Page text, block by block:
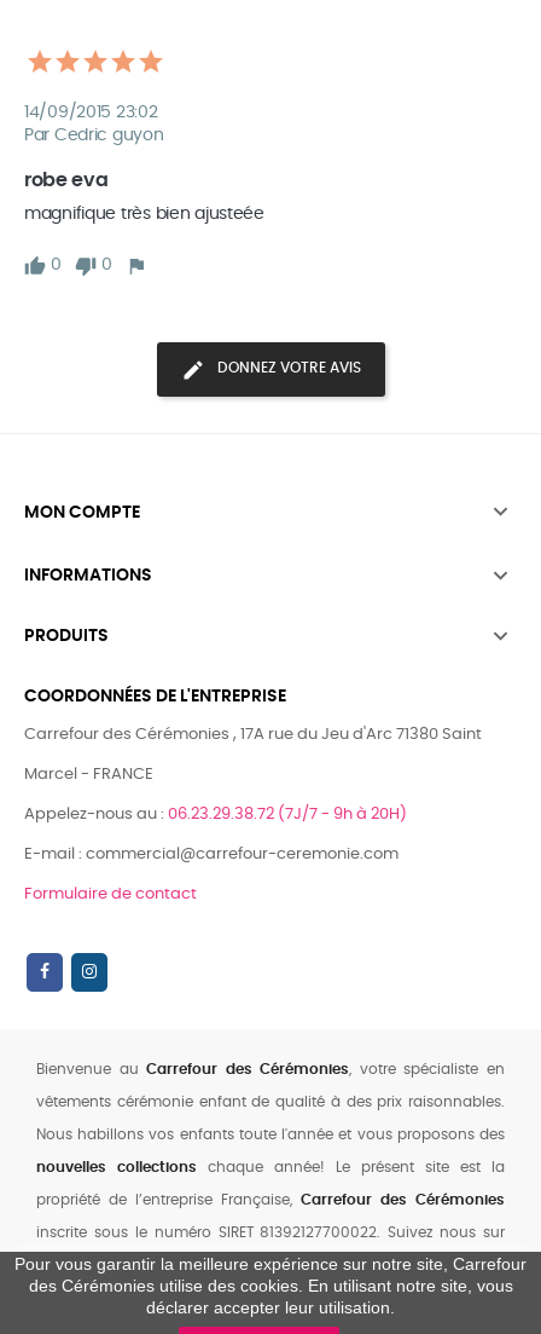
14/09/2015 23:02
Par Cedric guyon
robe eva
magnifique très bien ajusteée
0 0
DONNEZ VOTRE AVIS
MON COMPTE 
INFORMATIONS 
PRODUITS 
COORDONNÉES DE L'ENTREPRISE
Carrefour des Cérémonies , 17A rue du Jeu d'Arc 71380 Saint
Marcel - FRANCE
Appelez-nous au : 06.23.29.38.72 (7J/7 - 9h à 20H)
E-mail : commercial@carrefour-ceremonie.com
Formulaire de contact
Pour vous garantir la meilleure expérience sur notre site, Carrefour
des Cérémonies utilise des cookies. En utilisant notre site, vous
déclarer accepter leur utilisation.
Bienvenue auCarrefour des Cérémonies , votre spécialiste en
vêtements cérémonie enfant de qualité à des prix raisonnables.
Nous habillons vos enfants toute l'année et vous proposons des
nouvelles collections chaque année! Le présent site est la
propriété de l’entreprise Française, Carrefour des Cérémonies
inscrite sous le numéro SIRET 81392127700022. Suivez nous sur
notre chaine YouTube,FacebooketInstagram